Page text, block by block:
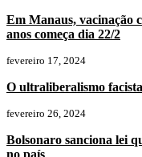
Em Manaus, vacinação
anos começa dia 22/2
fevereiro 17, 2024
O ultraliberalismo
fevereiro 26, 2024
Bolsonaro sanciona lei
no país